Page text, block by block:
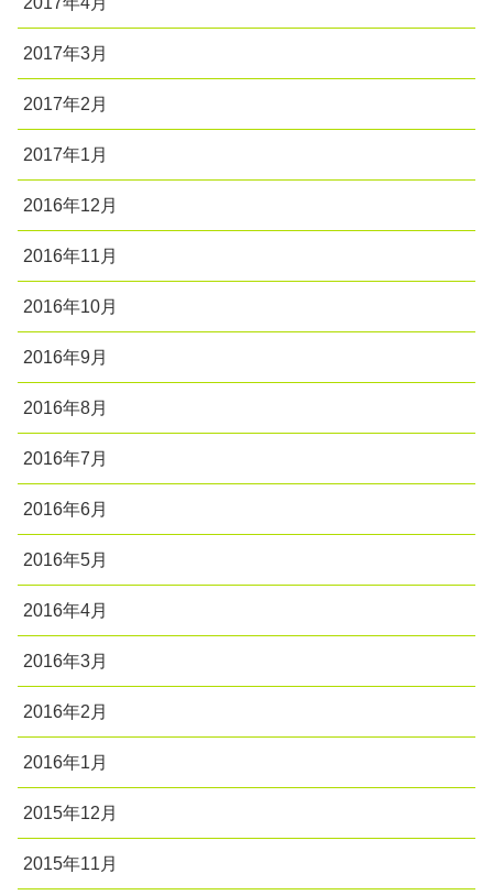
2017年3月
2017年2月
2017年1月
2016年12月
2016年11月
2016年10月
2016年9月
2016年8月
2016年7月
2016年6月
2016年5月
2016年4月
2016年3月
2016年2月
2016年1月
2015年12月
2015年11月